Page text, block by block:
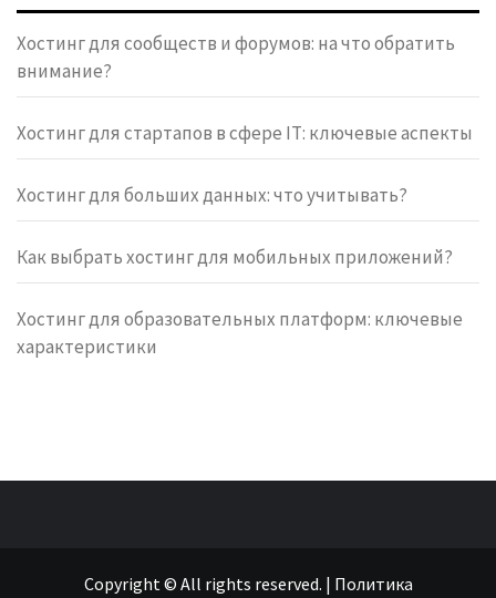
Хостинг для сообществ и форумов: на что обратить
внимание?
Хостинг для стартапов в сфере IT: ключевые аспекты
Хостинг для больших данных: что учитывать?
Как выбрать хостинг для мобильных приложений?
Хостинг для образовательных платформ: ключевые
характеристики
Copyright © All rights reserved. | Политика